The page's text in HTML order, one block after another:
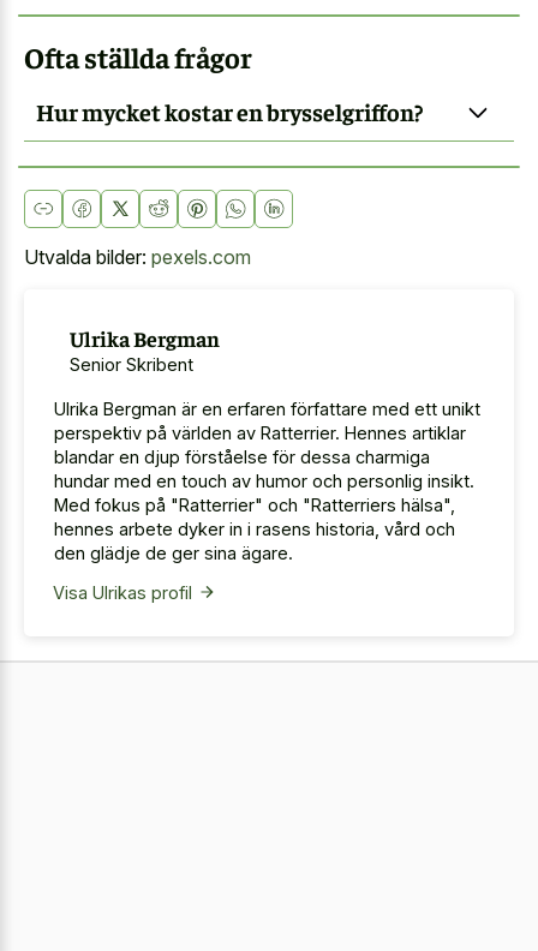
Ofta ställda frågor
Hur mycket kostar en brysselgriffon?
Utvalda bilder: pexels.com
Ulrika Bergman
Senior Skribent
Ulrika Bergman är en erfaren författare med ett unikt
perspektiv på världen av Ratterrier. Hennes artiklar
blandar en djup förståelse för dessa charmiga
hundar med en touch av humor och personlig insikt.
Med fokus på "Ratterrier" och "Ratterriers hälsa",
hennes arbete dyker in i rasens historia, vård och
den glädje de ger sina ägare.
Visa Ulrikas profil